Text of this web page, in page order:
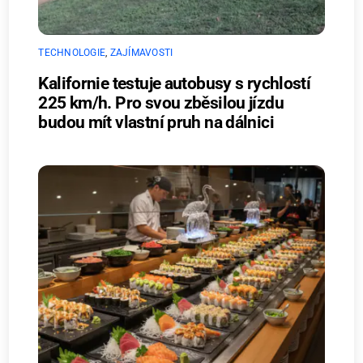
TECHNOLOGIE, ZAJÍMAVOSTI
Kalifornie testuje autobusy s rychlostí
225 km/h. Pro svou zběsilou jízdu
budou mít vlastní pruh na dálnici